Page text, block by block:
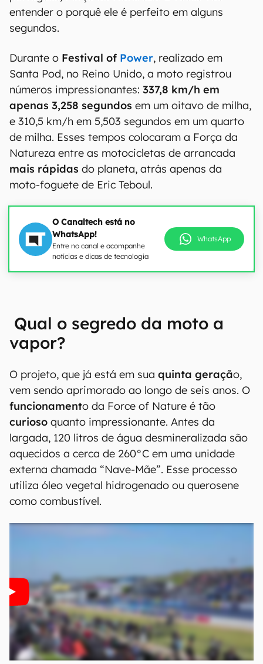
entender o porquê ele é perfeito em alguns
segundos.
Durante o Festival of Power, realizado em
Santa Pod, no Reino Unido, a moto registrou
números impressionantes: 337,8 km/h em
apenas 3,258 segundos em um oitavo de milha,
e 310,5 km/h em 5,503 segundos em um quarto
de milha. Esses tempos colocaram a Força da
Natureza entre as motocicletas de arrancada
mais rápidas do planeta, atrás apenas da
moto-foguete de Eric Teboul.
O Canaltech está no
WhatsApp!
Entre no canal e acompanhe
notícias e dicas de tecnologia
WhatsApp
Qual o segredo da moto a
vapor?
O projeto, que já está em sua quinta geração,
vem sendo aprimorado ao longo de seis anos. O
funcionamento da Force of Nature é tão
curioso quanto impressionante. Antes da
largada, 120 litros de água desmineralizada são
aquecidos a cerca de 260°C em uma unidade
externa chamada “Nave-Mãe”. Esse processo
utiliza óleo vegetal hidrogenado ou querosene
como combustível.